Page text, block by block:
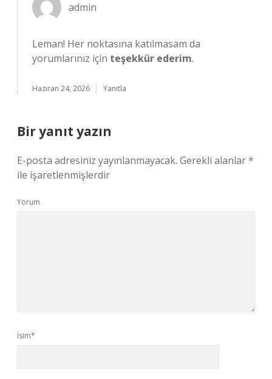
admin
Leman! Her noktasına katılmasam da
yorumlarınız için teşekkür ederim.
Haziran 24, 2026 Yanıtla
Bir yanıt yazın
E-posta adresiniz yayınlanmayacak. Gerekli alanlar*
ile işaretlenmişlerdir
Yorum
İsim*